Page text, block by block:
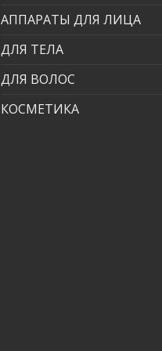
АППАРАТЫ ДЛЯ ЛИЦА
ДЛЯ ТЕЛА
ДЛЯ ВОЛОС
КОСМЕТИКА